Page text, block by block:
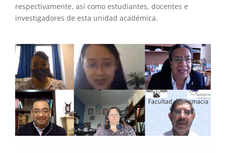
respectivamente, así como estudiantes, docentes e
investigadores de esta unidad académica.